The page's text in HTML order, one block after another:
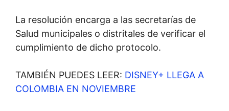
La resolución encarga a las secretarías de
Salud municipales o distritales de verificar el
cumplimiento de dicho protocolo.
TAMBIÉN PUEDES LEER: DISNEY+ LLEGA A
COLOMBIA EN NOVIEMBRE